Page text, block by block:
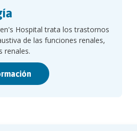
Hospital trata los trastornos
de las funciones renales,
renales.